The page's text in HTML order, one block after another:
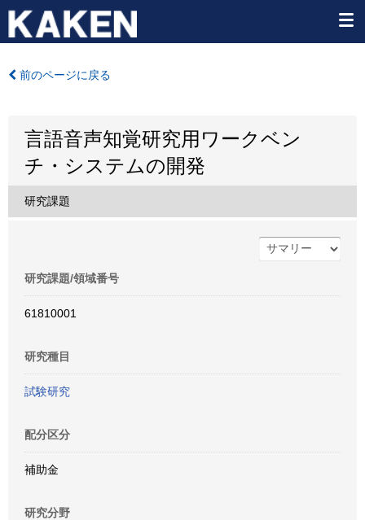
前のページに戻る
言語音声知覚研究用ワークベン
チ・システムの開発
研究課題
研究課題/領域番号
61810001
研究種目
試験研究
配分区分
補助金
研究分野